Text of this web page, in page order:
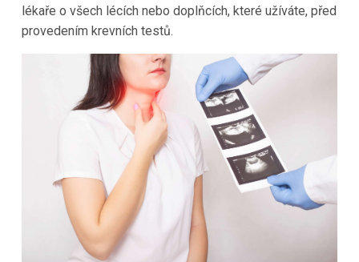
lékaře o všech lécích nebo doplňcích, které užíváte, před
provedením krevních testů.